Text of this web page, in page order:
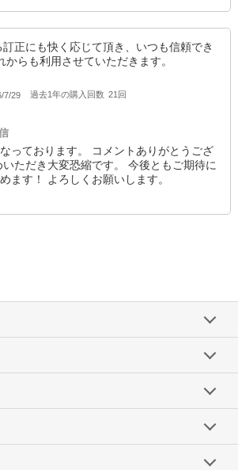
正にも快く応じて頂き、いつも信頼でき
からも利用させていただきます。
7/29 過去1年の購入回数 21回
っております。 コメントありがとうござ
ただき大変恐縮です。 今後ともご期待に
ます！ よろしくお願いします。